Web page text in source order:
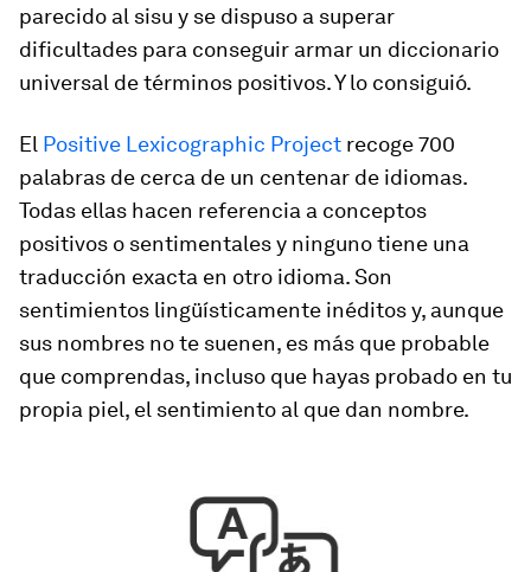
parecido al sisu y se dispuso a superar
dificultades para conseguir armar un diccionario
universal de términos positivos. Y lo consiguió.
El Positive Lexicographic Project recoge 700
palabras de cerca de un centenar de idiomas.
Todas ellas hacen referencia a conceptos
positivos o sentimentales y ninguno tiene una
traducción exacta en otro idioma. Son
sentimientos lingüísticamente inéditos y, aunque
sus nombres no te suenen, es más que probable
que comprendas, incluso que hayas probado en tu
propia piel, el sentimiento al que dan nombre.